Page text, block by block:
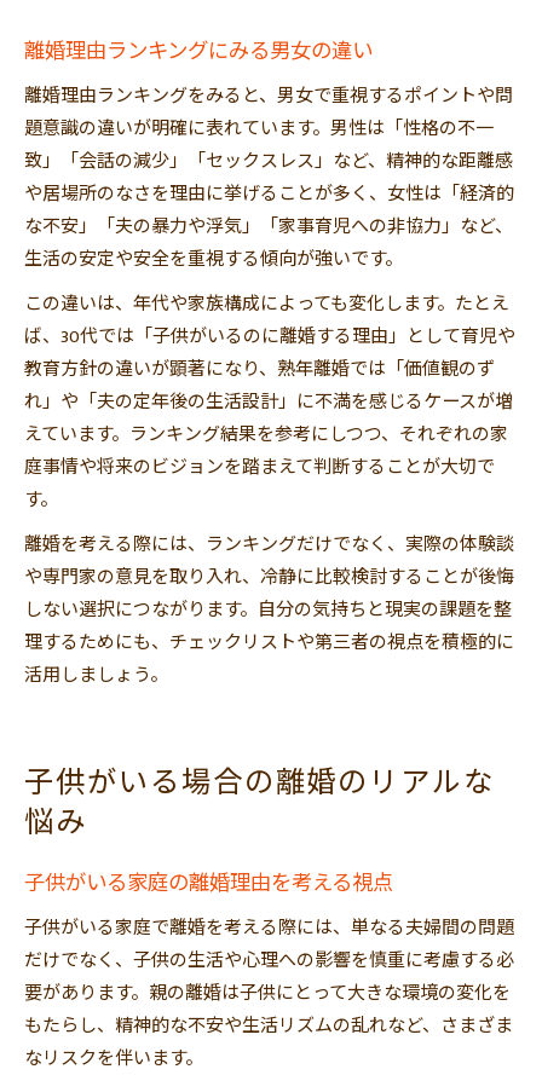
離婚理由ランキングにみる男女の違い
離婚理由ランキングをみると、男女で重視するポイントや問
題意識の違いが明確に表れています。男性は「性格の不一
致」「会話の減少」「セックスレス」など、精神的な距離感
や居場所のなさを理由に挙げることが多く、女性は「経済的
な不安」「夫の暴力や浮気」「家事育児への非協力」など、
生活の安定や安全を重視する傾向が強いです。
この違いは、年代や家族構成によっても変化します。たとえ
ば、30代では「子供がいるのに離婚する理由」として育児や
教育方針の違いが顕著になり、熟年離婚では「価値観のず
れ」や「夫の定年後の生活設計」に不満を感じるケースが増
えています。ランキング結果を参考にしつつ、それぞれの家
庭事情や将来のビジョンを踏まえて判断することが大切で
す。
離婚を考える際には、ランキングだけでなく、実際の体験談
や専門家の意見を取り入れ、冷静に比較検討することが後悔
しない選択につながります。自分の気持ちと現実の課題を整
理するためにも、チェックリストや第三者の視点を積極的に
活用しましょう。
子供がいる場合の離婚のリアルな
悩み
子供がいる家庭の離婚理由を考える視点
子供がいる家庭で離婚を考える際には、単なる夫婦間の問題
だけでなく、子供の生活や心理への影響を慎重に考慮する必
要があります。親の離婚は子供にとって大きな環境の変化を
もたらし、精神的な不安や生活リズムの乱れなど、さまざま
なリスクを伴います。